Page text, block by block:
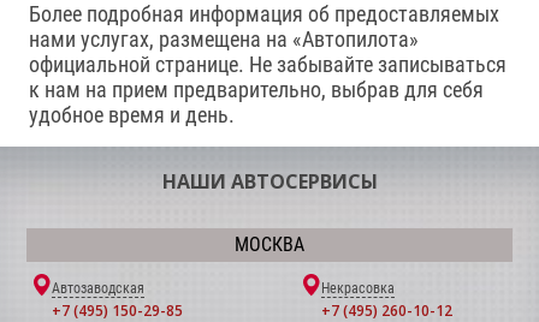
Более подробная информация об предоставляемых
нами услугах, размещена на «Автопилота»
официальной странице. Не забывайте записываться
к нам на прием предварительно, выбрав для себя
удобное время и день.
НАШИ АВТОСЕРВИСЫ
МОСКВА
Автозаводская
+7 (495) 150-29-85
Некрасовка
+7 (495) 260-10-12